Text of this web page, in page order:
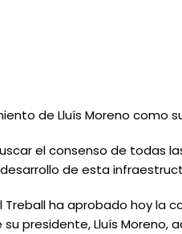
de Lluís Moreno como
el consenso de todas
de esta
Treball ha aprobado hoy la
presidente, Lluís